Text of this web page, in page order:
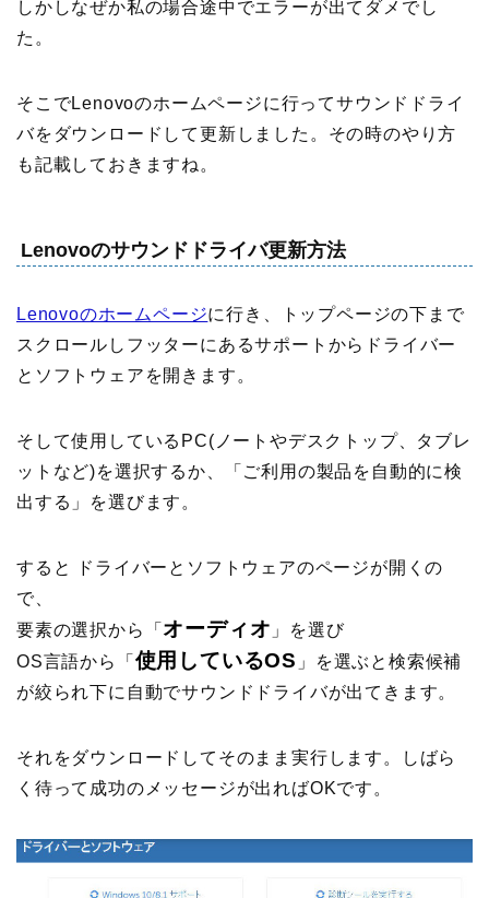
しかしなぜか私の場合途中でエラーが出てダメでし
た。
そこでLenovoのホームページに行ってサウンドドライ
バをダウンロードして更新しました。その時のやり方
も記載しておきますね。
Lenovoのサウンドドライバ更新方法
Lenovoのホームページに行き、トップページの下まで
スクロールしフッターにあるサポートからドライバー
とソフトウェアを開きます。
そして使用しているPC(ノートやデスクトップ、タブレ
ットなど)を選択するか、「ご利用の製品を自動的に検
出する」を選びます。
すると ドライバーとソフトウェアのページが開くの
で、
要素の選択から「 オーディオ 」を選び
OS言語から「 使用しているOS 」を選ぶと検索候補
が絞られ下に自動でサウンドドライバが出てきます。
それをダウンロードしてそのまま実行します。しばら
く待って成功のメッセージが出ればOKです。